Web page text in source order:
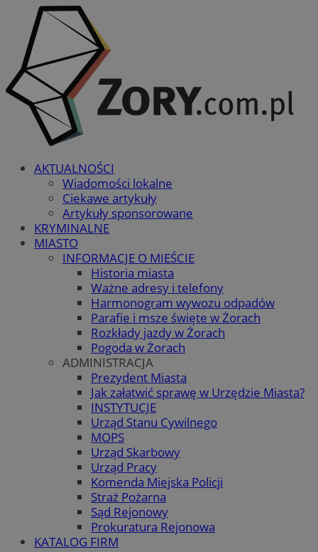
AKTUALNOŚCI
Wiadomości lokalne
Ciekawe artykuły
Artykuły sponsorowane
KRYMINALNE
MIASTO
INFORMACJE O MIEŚCIE
Historia miasta
Ważne adresy i telefony
Harmonogram wywozu odpadów
Parafie i msze święte w Żorach
Rozkłady jazdy w Żorach
Pogoda w Żorach
ADMINISTRACJA
Prezydent Miasta
Jak załatwić sprawę w Urzędzie Miasta?
INSTYTUCJE
Urząd Stanu Cywilnego
MOPS
Urząd Skarbowy
Urząd Pracy
Komenda Miejska Policji
Straż Pożarna
Sąd Rejonowy
Prokuratura Rejonowa
KATALOG FIRM